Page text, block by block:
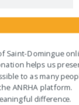
Saint-Domingue
helps us
to as many
ANRHA platform.
difference.